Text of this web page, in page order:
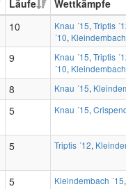
Läufe
Wettkämpfe
10 Knau ´15, Triptis
´10,
9 Knau ´15, Triptis
´10,
8 Knau ´15,
5 Knau ´15,
5 Triptis ´12,
5 Kleindembach ´15